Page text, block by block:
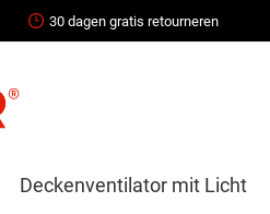
30 dagen gratis retourneren
Deckenventilator mit Licht